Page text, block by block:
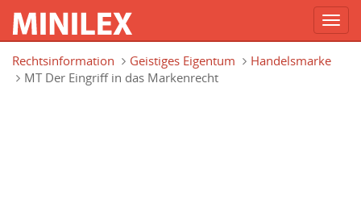
Rechtsinformation
Geistiges Eigentum
Handelsmarke
MT Der Eingriff in das Markenrecht